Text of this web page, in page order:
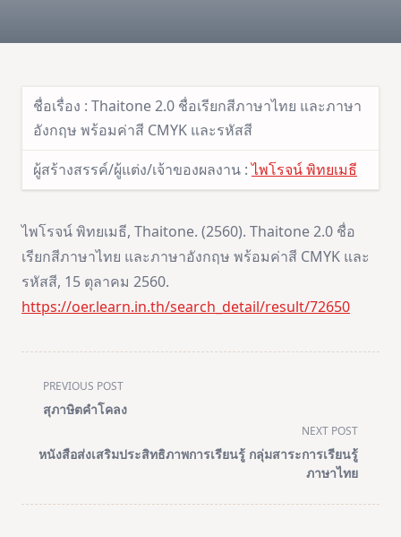
ชื่อเรื่อง : Thaitone 2.0 ชื่อเรียกสีภาษาไทย และภาษา
อังกฤษ พร้อมค่าสี CMYK และรหัสสี
ผู้สร้างสรรค์/ผู้แต่ง/เจ้าของผลงาน :ไพโรจน์ พิทยเมธี
ไพโรจน์ พิทยเมธี, Thaitone. (2560). Thaitone 2.0 ชื่อ
เรียกสีภาษาไทย และภาษาอังกฤษ พร้อมค่าสี CMYK และ
รหัสสี, 15 ตุลาคม 2560.
https://oer.learn.in.th/search_detail/result/72650
<span
class="nav-
screen-
PREVIOUS POST
สุภาษิตคำโคลง
NEXT POST
หนังสือส่งเสริมประสิทธิภาพการเรียนรู้ กลุ่มสาระการเรียนรู้
ภาษาไทย